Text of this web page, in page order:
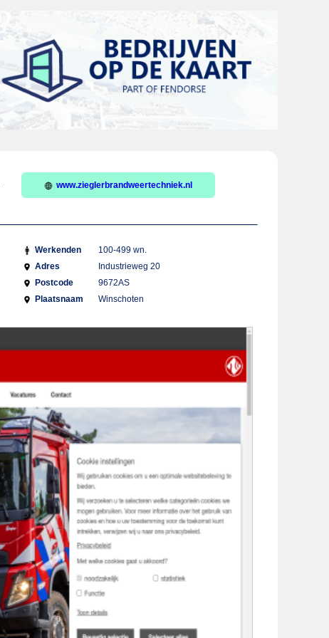
www.zieglerbrandweertechniek.nl
Werkenden
100-499 wn.
Adres
Industrieweg 20
Postcode
9672AS
Plaatsnaam
Winschoten